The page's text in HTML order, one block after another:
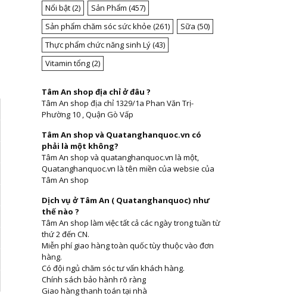
Nổi bật(2) Sản Phẩm (457)
Sản phẩm chăm sóc sức khỏe (261) Sữa (50)
Thực phẩm chức năng sinh Lý(43)
Vitamin tổng(2)
Tâm An shop địa chỉ ở đâu ?
Tâm An shop địa chỉ 1329/1a Phan Văn Trị-
Phường 10 , Quận Gò Vấp
Tâm An shop và Quatanghanquoc.vn có
phải là một không?
Tâm An shop và quatanghanquoc.vn là một,
Quatanghanquoc.vn là tên miền của websie của
Tâm An shop
Dịch vụ ở Tâm An ( Quatanghanquoc) như
thế nào ?
Tâm An shop làm việc tất cả các ngày trong tuần từ
thứ 2 đến CN.
Miễn phí giao hàng toàn quốc tùy thuộc vào đơn
hàng.
Có đội ngủ chăm sóc tư vấn khách hàng.
Chính sách bảo hành rõ ràng
Giao hàng thanh toán tại nhà